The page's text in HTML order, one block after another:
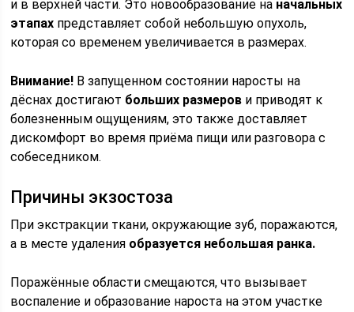
и в верхней части. Это новообразование на начальных
этапах представляет собой небольшую опухоль,
которая со временем увеличивается в размерах.
Внимание! В запущенном состоянии наросты на
дёснах достигают больших размеров и приводят к
болезненным ощущениям, это также доставляет
дискомфорт во время приёма пищи или разговора с
собеседником.
Причины экзостоза
При экстракции ткани, окружающие зуб, поражаются,
а в месте удаления образуется небольшая ранка.
Поражённые области смещаются, что вызывает
воспаление и образование нароста на этом участке